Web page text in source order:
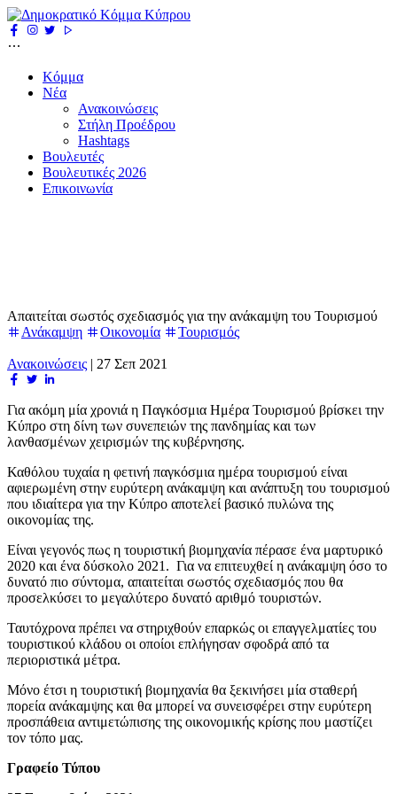
Κόμμα
Νέα
Ανακοινώσεις
Στήλη Προέδρου
Hashtags
Βουλευτές
Βουλευτικές 2026
Επικοινωνία
Απαιτείται σωστός σχεδιασμός για την ανάκαμψη του Τουρισμού
Ανάκαμψη
Οικονομία Τουρισμός
Ανακοινώσεις | 27 Σεπ 2021
Για ακόμη μία χρονιά η Παγκόσμια Ημέρα Τουρισμού βρίσκει την
Κύπρο στη δίνη των συνεπειών της πανδημίας και των
λανθασμένων χειρισμών της κυβέρνησης.
Καθόλου τυχαία η φετινή παγκόσμια ημέρα τουρισμού είναι
αφιερωμένη στην ευρύτερη ανάκαμψη και ανάπτυξη του τουρισμού
που ιδιαίτερα για την Κύπρο αποτελεί βασικό πυλώνα της
οικονομίας της.
Είναι γεγονός πως η τουριστική βιομηχανία πέρασε ένα μαρτυρικό
2020 και ένα δύσκολο 2021. Για να επιτευχθεί η ανάκαμψη όσο το
δυνατό πιο σύντομα, απαιτείται σωστός σχεδιασμός που θα
προσελκύσει το μεγαλύτερο δυνατό αριθμό τουριστών.
Ταυτόχρονα πρέπει να στηριχθούν επαρκώς οι επαγγελματίες του
τουριστικού κλάδου οι οποίοι επλήγησαν σφοδρά από τα
περιοριστικά μέτρα.
Μόνο έτσι η τουριστική βιομηχανία θα ξεκινήσει μία σταθερή
πορεία ανάκαμψης και θα μπορεί να συνεισφέρει στην ευρύτερη
προσπάθεια αντιμετώπισης της οικονομικής κρίσης που μαστίζει
τον τόπο μας.
Γραφείο Τύπου